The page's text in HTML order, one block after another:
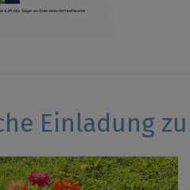
Einladung